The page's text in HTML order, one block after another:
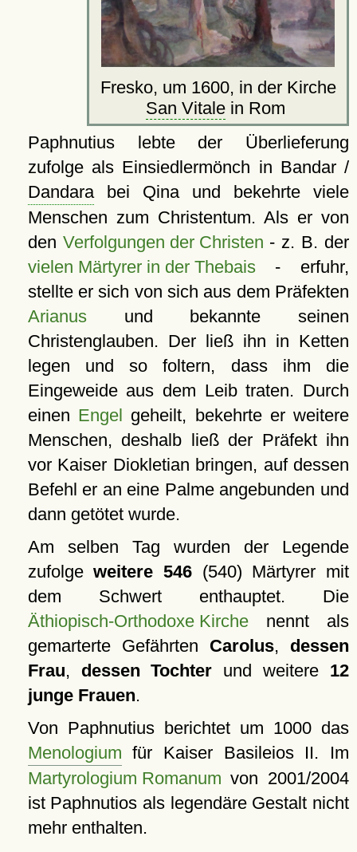
Fresko, um 1600, in der Kirche
San Vitale in Rom
Paphnutius lebte der Überlieferung
zufolge als Einsiedlermönch in Bandar /
Dandarabei Qina und bekehrte viele
Menschen zum Christentum. Als er von
den Verfolgungen der Christen - z. B. der
vielen Märtyrer in der Thebais- erfuhr,
stellte er sich von sich aus dem Präfekten
Arianusund bekannte seinen
Christenglauben. Der ließ ihn in Ketten
legen und so foltern, dass ihm die
Eingeweide aus dem Leib traten. Durch
einen Engel
geheilt, bekehrte er weitere
Menschen, deshalb ließ der Präfekt ihn
vor Kaiser Diokletian bringen, auf dessen
Befehl er an eine Palme angebunden und
dann getötet wurde.
Am selben Tag wurden der Legende
zufolgeweitere 546 (540) Märtyrer mit
dem Schwert enthauptet. Die
Äthiopisch-Orthodoxe Kirchenennt als
gemarterte Gefährten Carolus, dessen
Frau, dessen Tochter und weitere 12
junge Frauen.
Von Paphnutius berichtet um 1000 das
Menologium für Kaiser Basileios II. Im
Martyrologium Romanum von 2001/2004
ist Paphnutios als legendäre Gestalt nicht
mehr enthalten.